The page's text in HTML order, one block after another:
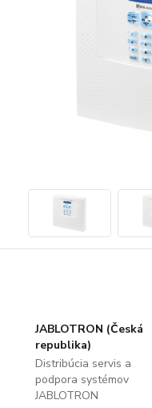
JABLOTRON (Česká
republika)
Distribúcia servis a
podpora systémov
JABLOTRON